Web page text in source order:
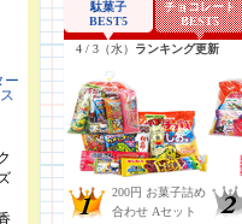
ー